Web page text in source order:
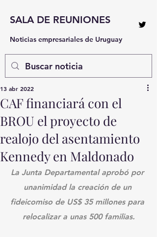
SALA DE REUNIONES
Noticias empresariales de Uruguay
CAF financiará con el
BROU el proyecto de
realojo del asentamiento
Kennedy en Maldonado
13 abr 2022
La Junta Departamental aprobó por
unanimidad la creación de un
fideicomiso de US$ 35 millones para
relocalizar a unas 500 familias.